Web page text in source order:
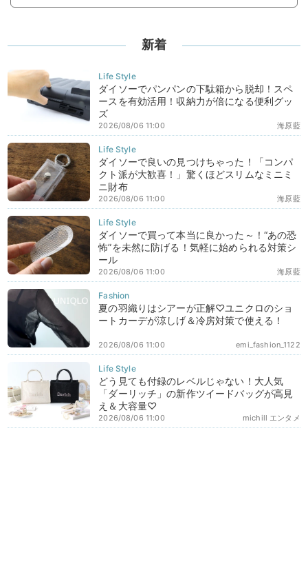
新着
ダイソーでパンパンの下駄箱から脱却！スペ
ースを有効活用！収納力が倍になる便利グッ
ズ
海原藍
2026/08/06 11:00
ダイソーで良いの見つけちゃった！「コンパ
クト派が大歓喜！」驚くほどスリムなミニミ
ニ財布
海原藍
2026/08/06 11:00
ダイソーで買って本当に良かった～！“あの恐
怖”を未然に防げる！気軽に始められる対策シ
ール
海原藍
2026/08/06 11:00
夏の羽織りはシアーが正解♡ユニクロのショ
ートカーデが涼しげ＆冷房対策で使える！
emi_fashion_1122
2026/08/06 11:00
どう見ても付録のレベルじゃない！大人気
「ダーリッチ」の新作ツイードバッグが高見
え＆大容量♡
michill エンタメ
2026/08/06 11:00